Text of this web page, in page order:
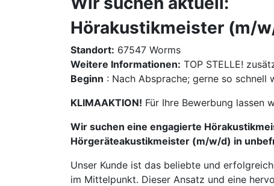
Hörakustikmeister (m/
Standort: 67547 Worms
Weitere Informationen: TOP STELLE!
Beginn : Nach Absprache; gerne so schnell
KLIMAAKTION! Für Ihre Bewerbung lassen
Wir suchen eine engagierte
Hörgeräteakustikmeister (m/w/d) in
Unser Kunde ist das beliebte und
im Mittelpunkt. Dieser Ansatz und eine